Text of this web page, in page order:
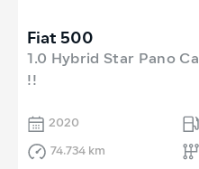
Fiat 500
1.0 Hybrid Star Pano
!!
2020
74.734 km